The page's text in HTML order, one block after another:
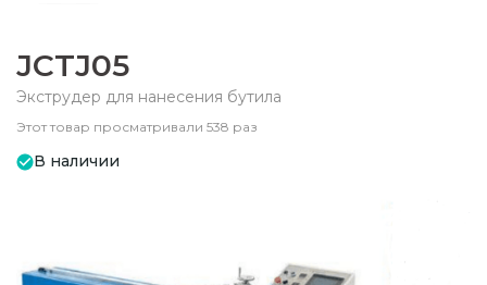
JCTJ05
Экструдер для нанесения бутила
Этот товар просматривали 538 раз
В наличии